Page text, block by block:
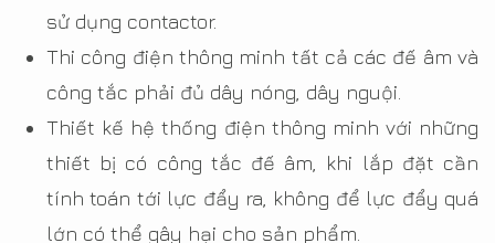
sử dụng contactor.
Thi công điện thông minh tất cả các đế âm và
công tắc phải đủ dây nóng, dây nguội.
Thiết kế hệ thống điện thông minh với những
thiết bị có công tắc đế âm, khi lắp đặt cần
tính toán tới lực đẩy ra, không để lực đẩy quá
lớn có thể gây hại cho sản phẩm.